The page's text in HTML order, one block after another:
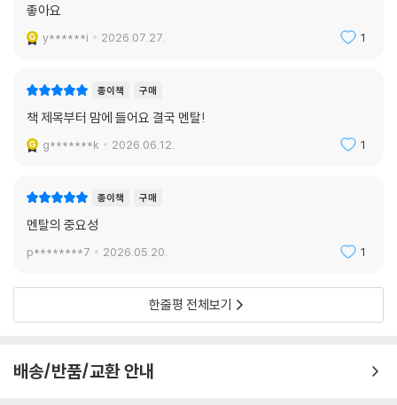
『내면 근력』이 다른 자기계발서와 분명히 구별되는 지점은, 성공과 성취,
소유와 같은 외적 기준을 목표로 삼지 않는다는 데 있다. 이 책은 오히려 우
아닌 자신의 내면과 가치로 옮겨놓도록 이끈다.
저자는 더 충만한 삶을 사는 길과 탁월한 성취를 이루는 길이 서로 다른 길
이 아니라고 강조한다. ‘내면 근력 훈련’의 마인드셋은 자신의 가능성을 신
계 속에서 의미를 느끼는 삶을 살도록 이끈다. 이 과정 자체가 바로 높은 성
우리는 더 많은 것을 얻을수록 더 만족할 것이라 믿지만, 실제로는 끊임없
적으로 진단하며, 삶의 우선순위를 재정립하도록 돕는다. 타인의 인정이나
결과가 아니라, 스스로 의미를 느끼고 성장하는 방향으로 기준을 전환하는
이 이 책이 전하는 가장 근본적인 전환이자, 더 좋은 삶의 비결이다.
좋아요
y******i 2026.07.27. 1
종이책 구매
책 제목부터 맘에 들어요 결국 멘탈!
g*******k 2026.06.12. 1
종이책 구매
멘탈의 중요성
p********7 2026.05.20. 1
한줄평 전체보기
배송/반품/교환 안내